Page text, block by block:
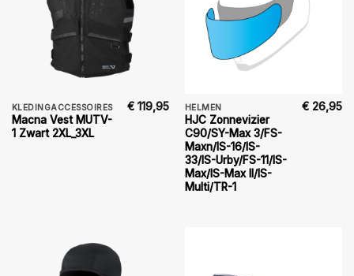
KLEDINGACCESSOIRES
Macna Vest MUTV-
1 Zwart 2XL_3XL
€ 119,95 HELMEN
HJC Zonnevizier
C90/SY-Max 3/FS-
Maxn/IS-16/IS-
33/IS-Urby/FS-11/IS-
Max/IS-Max II/IS-
Multi/TR-1
€ 26,95